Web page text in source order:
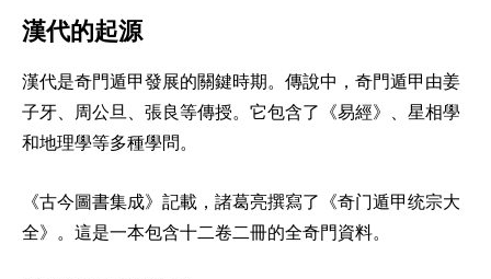
漢代的起源
漢代是奇門遁甲發展的關鍵時期。傳說中，奇門遁甲由姜
子牙、周公旦、張良等傳授。它包含了《易經》、星相學
和地理學等多種學問。
《古今圖書集成》記載，諸葛亮撰寫了《奇门遁甲统宗大
全》。這是一本包含十二卷二冊的全奇門資料。